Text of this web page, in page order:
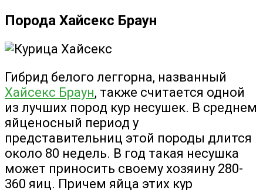
Порода Хайсекс Браун
Гибрид белого леггорна, названный
Хайсекс Браун, также считается одной
из лучших пород кур несушек. В среднем
яйценосный период у
представительниц этой породы длится
около 80 недель. В год такая несушка
может приносить своему хозяину 280-
360 яиц. Причем яйца этих кур